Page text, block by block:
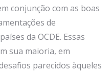
conjunção com as boas
de
da OCDE. Essas
sua maioria, em
parecidos àqueles